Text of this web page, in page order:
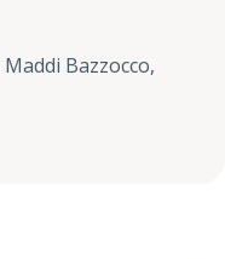
Maddi Bazzocco,